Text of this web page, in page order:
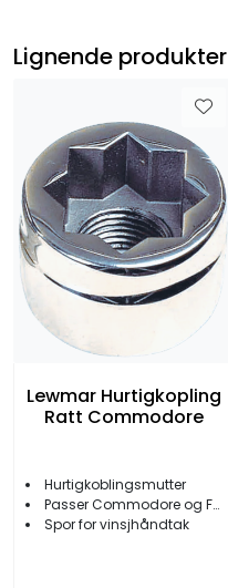
Lignende produkter
Lewmar Hurtigkopling
Ratt Commodore
Hurtigkoblingsmutter
Passer Commodore og Folding ratt
Spor for vinsjhåndtak